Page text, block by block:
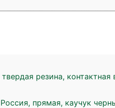
резина, контактная
прямая, каучук